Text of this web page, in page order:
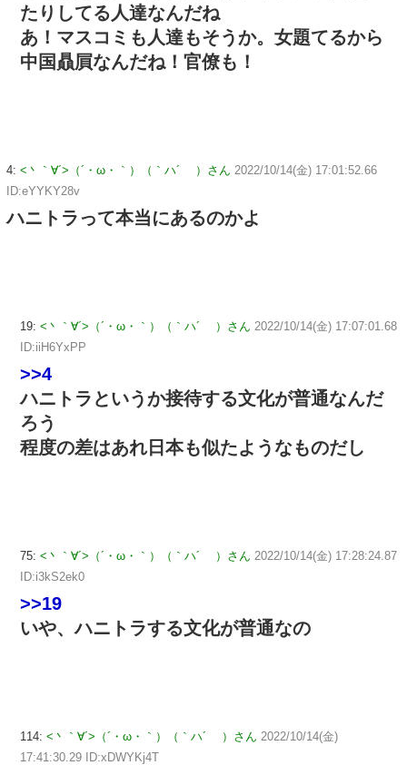
たりしてる人達なんだね
あ！マスコミも人達もそうか。女題てるから
中国贔屓なんだね！官僚も！
4: <丶｀∀´>（´・ω・｀）（｀ハ´ ）さん 2022/10/14(金) 17:01:52.66
ID:eYYKY28v
ハニトラって本当にあるのかよ
19: <丶｀∀´>（´・ω・｀）（｀ハ´ ）さん 2022/10/14(金) 17:07:01.68
ID:iiH6YxPP
>>4
ハニトラというか接待する文化が普通なんだ
ろう
程度の差はあれ日本も似たようなものだし
75: <丶｀∀´>（´・ω・｀）（｀ハ´ ）さん 2022/10/14(金) 17:28:24.87
ID:i3kS2ek0
>>19
いや、ハニトラする文化が普通なの
114: <丶｀∀´>（´・ω・｀）（｀ハ´ ）さん 2022/10/14(金)
17:41:30.29 ID:xDWYKj4T